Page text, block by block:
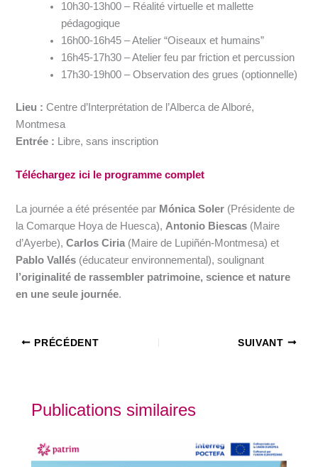
10h30-13h00 – Réalité virtuelle et mallette
pédagogique
16h00-16h45 – Atelier “Oiseaux et humains”
16h45-17h30 – Atelier feu par friction et percussion
17h30-19h00 – Observation des grues (optionnelle)
Lieu : Centre d’Interprétation de l’Alberca de Alboré,
Montmesa
Entrée : Libre, sans inscription
Téléchargez ici le programme complet
La journée a été présentée par Mónica Soler (Présidente de
la Comarque Hoya de Huesca), Antonio Biescas (Maire
d’Ayerbe),Carlos Ciria (Maire de Lupiñén-Montmesa) et
Pablo Vallés (éducateur environnemental), soulignant
l’originalité de rassembler patrimoine, science et nature
en une seule journée.
PRÉCÉDENT SUIVANT
Publications similaires